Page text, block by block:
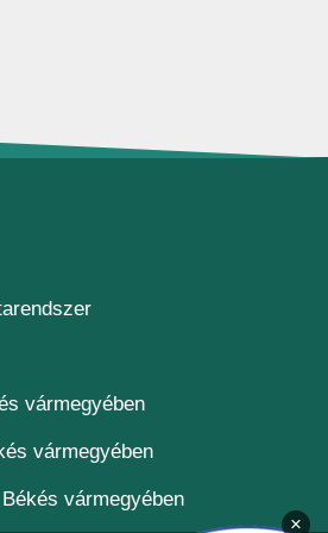
(új ablakban nyílik meg)
vármegyében
vármegyében
vármegyében
×